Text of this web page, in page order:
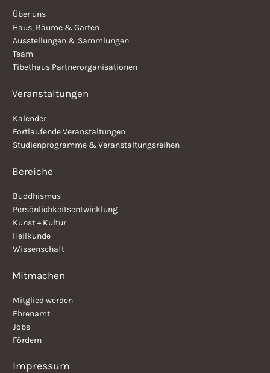
Über uns
Haus, Räume & Garten
Ausstellungen & Sammlungen
Team
Tibethaus Partnerorganisationen
Veranstaltungen
Kalender
Fortlaufende Veranstaltungen
Studienprogramme & Veranstaltungsreihen
Bereiche
Buddhismus
Persönlichkeitsentwicklung
Kunst + Kultur
Heilkunde
Wissenschaft
Mitmachen
Mitglied werden
Ehrenamt
Jobs
Fördern
Impressum